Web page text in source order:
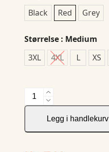
Black
Red Grey
Størrelse : Medium
3XL
4XL L XS
5425
Jacket
Legg i handlekurv